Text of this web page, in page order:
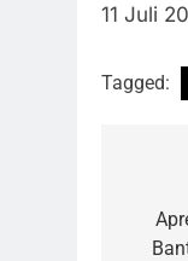
11 Juli
Tagged: